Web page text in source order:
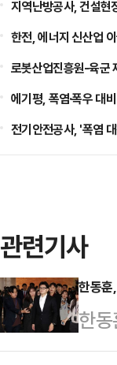
지역난방공사, 건설현
한전, 에너지 신산업
로봇산업진흥원-육군
에기평, 폭염·폭우 대
전기안전공사, '폭염
관련기사
한동
한
가